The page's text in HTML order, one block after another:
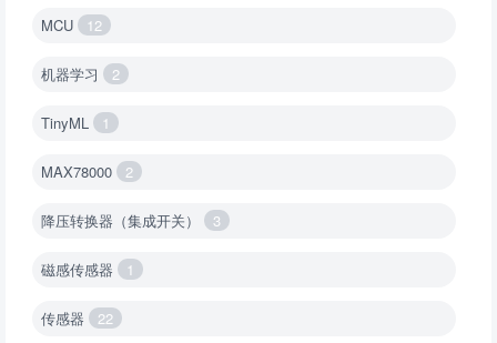
MCU 12
机器学习 2
TinyML 1
MAX78000 2
降压转换器（集成开关） 3
磁感传感器 1
传感器 22